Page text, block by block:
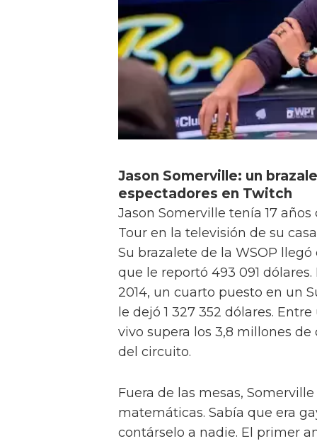
Jason Somerville: un
espectadores en Twitch
Jason Somerville tenía 17
Tour en la televisión de su
Su brazalete de la WSOP
que le reportó 493 091
2014, un cuarto puesto en un
le dejó 1 327 352 dólares.
vivo supera los 3,8 millones
del circuito.
Fuera de las mesas,
matemáticas. Sabía que era
contárselo a nadie. El primer